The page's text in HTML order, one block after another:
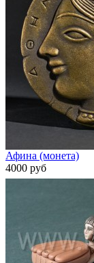
Афина (монета)
4000 руб